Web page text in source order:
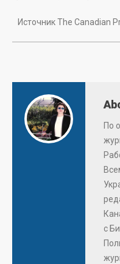
Источник The Canadian
По
с